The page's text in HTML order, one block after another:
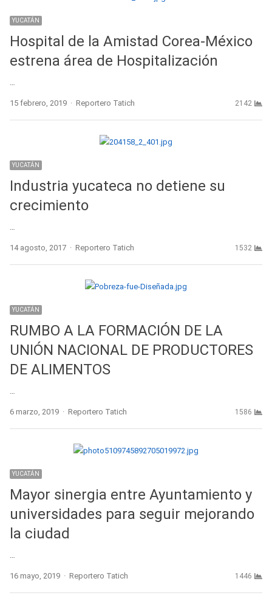
YUCATÁN
Hospital de la Amistad Corea-México
estrena área de Hospitalización
…
15 febrero, 2019 Author
Reportero Tatich 2142
YUCATÁN
Industria yucateca no detiene su
crecimiento
…
14 agosto, 2017 Author
Reportero Tatich 1532
YUCATÁN
RUMBO A LA FORMACIÓN DE LA
UNIÓN NACIONAL DE PRODUCTORES
DE ALIMENTOS
6 marzo, 2019 Author
Reportero Tatich 1586
YUCATÁN
Mayor sinergia entre Ayuntamiento y
universidades para seguir mejorando
la ciudad
16 mayo, 2019 Author
Reportero Tatich 1446